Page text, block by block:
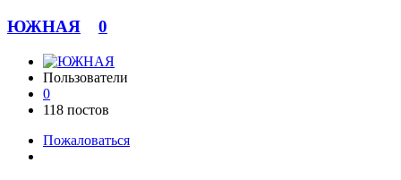
ЮЖНАЯ 0
Пользователи
0
118 постов
Пожаловаться